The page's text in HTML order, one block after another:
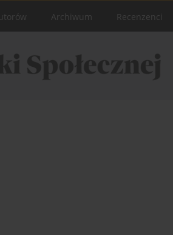
Archiwum Recenzenci